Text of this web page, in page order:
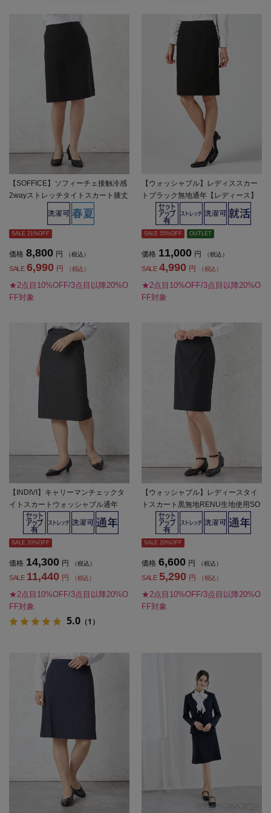
【SOFFICE】ソフィーチェ接触冷感
2wayストレッチタイトスカート膝丈
上下ウォッシャブルストレッチ冷感
SALE 21%OFF
価格 8,800 円 （税込）
SALE 6,990 円 （税込）
★2点目10%OFF/3点目以降20%O
FF対象
【ウォッシャブル】レディススカー
トブラック無地通年【レディース】
SALE 55%OFF OUTLET
価格 11,000 円 （税込）
SALE 4,990 円 （税込）
★2点目10%OFF/3点目以降20%O
FF対象
【INDIVI】キャリーマンチェックタ
イトスカートウォッシャブル通年
【レディース】
SALE 20%OFF
価格 14,300 円 （税込）
SALE 11,440 円 （税込）
★2点目10%OFF/3点目以降20%O
FF対象
5.0 （1）
【ウォッシャブル】レディースタイ
トスカート黒無地RENU生地使用SO
FFICE通年【レディース】
SALE 20%OFF
価格 6,600 円 （税込）
SALE 5,290 円 （税込）
★2点目10%OFF/3点目以降20%O
FF対象